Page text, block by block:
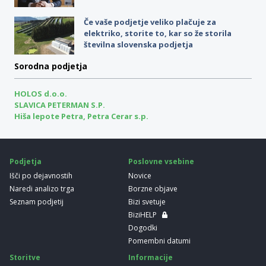
Če vaše podjetje veliko plačuje za
elektriko, storite to, kar so že storila
številna slovenska podjetja
Sorodna podjetja
HOLOS d.o.o.
SLAVICA PETERMAN S.P.
Hiša lepote Petra, Petra Cerar s.p.
Podjetja
Išči po dejavnostih
Naredi analizo trga
Seznam podjetij
Poslovne vsebine
Novice
Borzne objave
Bizi svetuje
BiziHELP
Dogodki
Pomembni datumi
Storitve
Informacije